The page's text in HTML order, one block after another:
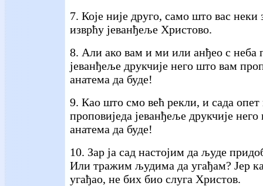
7. Које није друго, само што вас неки
изврћу јеванђеље Христово.
8. Али ако вам и ми или анђео с неба
јеванђеље друкчије него што вам
анатема да буде!
9. Као што смо већ рекли, и сада
проповиједа јеванђеље друкчије
анатема да буде!
10. Зар ја сад настојим да људе
Или тражим људима да угађам? Јер
угађао, не бих био слуга Христов.